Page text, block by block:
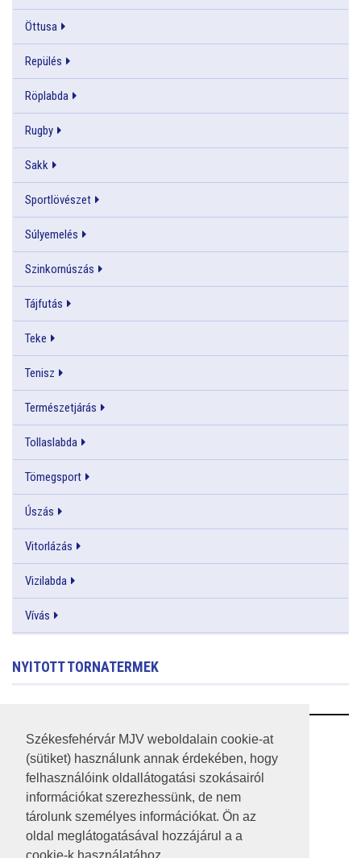
Székesfehérvár MJV weboldalain cookie-at
(sütiket) használunk annak érdekében, hogy
felhasználóink oldallátogatási szokásairól
információkat szerezhessünk, de nem
tárolunk személyes információkat. Ön az
oldal meglátogatásával hozzájárul a a
Öttusa
Repülés
Röplabda
Rugby
Sakk
Sportlövészet
Súlyemelés
Szinkornúszás
Tájfutás
Teke
Tenisz
Természetjárás
Tollaslabda
Tömegsport
Úszás
Vitorlázás
Vizilabda
Vívás
NYITOTT TORNATERMEK
RSS
A HONLAP 2017.03.31-I ÁLLAPOTA
JOGI NYILATKOZAT
IMPRESSZUM